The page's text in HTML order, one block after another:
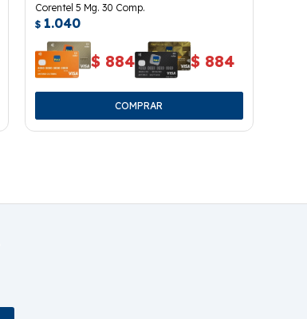
Corentel 5 Mg. 30 Comp.
$ 1.040
$ 884 $ 884